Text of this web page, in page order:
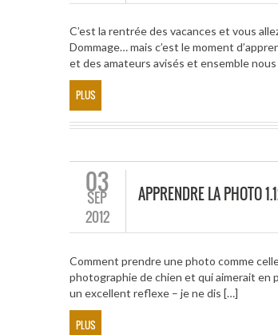
C’est la rentrée des vacances et vous
Dommage… mais c’est le moment
et des amateurs avisés et ensemble
PLUS
03
SEP
2012
APPRENDRE LA PHOTO
Comment prendre une photo comme
photographie de chien et qui aimerait en
un excellent reflexe – je ne dis […]
PLUS